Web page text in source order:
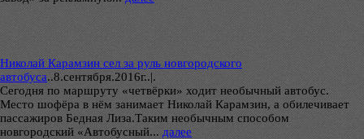
Николай Карамзин сел за руль новгородского
автобуса..8.сентября.2016г..|.
Сегодня по маршруту «четвёрки» ходит необычный автобус.
Место шофёра в нём занимает Николай Карамзин, а обилечивает
пассажиров Бедная Лиза.Таким необычным способом
новгородский «Автобусный... далее